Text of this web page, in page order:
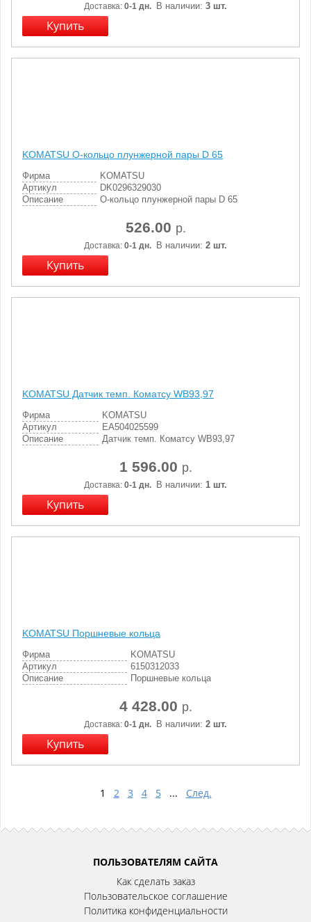
Доставка: 0-1 дн. В наличии: 3 шт.
KOMATSU О-кольцо плунжерной пары D 65
Фирма
KOMATSU
Артикул
DK0296329030
Описание
О-кольцо плунжерной пары D 65
526.00 р.
Доставка: 0-1 дн. В наличии: 2 шт.
KOMATSU Датчик темп. Коматсу WB93,97
Фирма
KOMATSU
Артикул
EA504025599
Описание
Датчик темп. Коматсу WB93,97
1 596.00 р.
Доставка: 0-1 дн. В наличии: 1 шт.
KOMATSU Поршневые кольца
Фирма
KOMATSU
Артикул
6150312033
Описание
Поршневые кольца
4 428.00 р.
Доставка: 0-1 дн. В наличии: 2 шт.
1 2 3 4 5 ... След.
ПОЛЬЗОВАТЕЛЯМ САЙТА
Как сделать заказ
Пользовательское соглашение
Политика конфиденциальности